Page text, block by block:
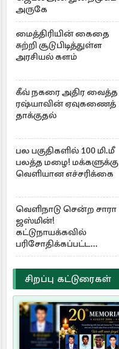
அருகே
மைத்திரியின் கைதை
சுற்றி சூடுபிடித்துள்ள
அரசியல் களம்
கீவ் நகரை அதிர வைத்த
ரஷ்யாவின் ஏவுகணைத்
தாக்குதல்
பல பகுதிகளில் 100 மி.மீ
பலத்த மழை! மக்களுக்கு
வெளியான எச்சரிக்கை
வெளிநாடு சென்ற சாரா
ஜஸ்மின்!
கட்டுநாயக்கவில்
பரிசோதிக்கப்பட்ட
CCTVவில்
வெளிச்சத்துக்கு வந்த
தகவல்
சிறப்பு கட்டுரைகள்